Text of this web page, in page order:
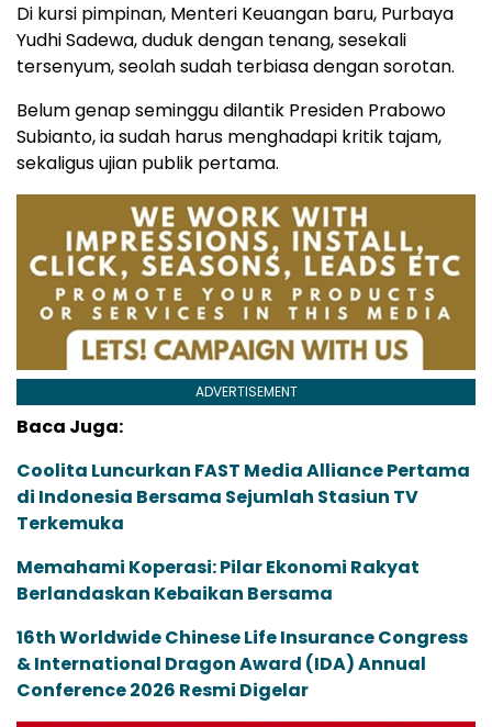
Di kursi pimpinan, Menteri Keuangan baru, Purbaya
Yudhi Sadewa, duduk dengan tenang, sesekali
tersenyum, seolah sudah terbiasa dengan sorotan.
Belum genap seminggu dilantik Presiden Prabowo
Subianto, ia sudah harus menghadapi kritik tajam,
sekaligus ujian publik pertama.
ADVERTISEMENT
Baca Juga:
Coolita Luncurkan FAST Media Alliance Pertama
di Indonesia Bersama Sejumlah Stasiun TV
Terkemuka
Memahami Koperasi: Pilar Ekonomi Rakyat
Berlandaskan Kebaikan Bersama
16th Worldwide Chinese Life Insurance Congress
& International Dragon Award (IDA) Annual
Conference 2026 Resmi Digelar